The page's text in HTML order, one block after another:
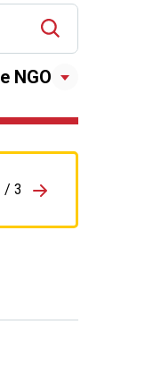
NGO
/ 3
Przejdź do